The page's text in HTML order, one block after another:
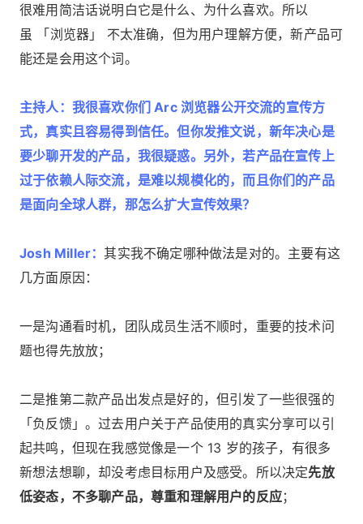
很难用简洁话说明白它是什么、为什么喜欢。所以
虽 「浏览器」 不太准确，但为用户理解方便，新产品可
能还是会用这个词。
主持人：我很喜欢你们 Arc 浏览器公开交流的宣传方
式，真实且容易得到信任。但你发推文说，新年决心是
要少聊开发的产品，我很疑惑。另外，若产品在宣传上
过于依赖人际交流，是难以规模化的，而且你们的产品
是面向全球人群，那怎么扩大宣传效果？
Josh Miller：其实我不确定哪种做法是对的。主要有这
几方面原因：
一是沟通看时机，团队成员生活不顺时，重要的技术问
题也得先放放；
二是推第二款产品出发点是好的，但引发了一些很强的
「负反馈」。过去用户关于产品使用的真实分享可以引
起共鸣，但现在我感觉像是一个 13 岁的孩子，有很多
新想法想聊，却没考虑目标用户及感受。所以决定先放
低姿态，不多聊产品，尊重和理解用户的反应；